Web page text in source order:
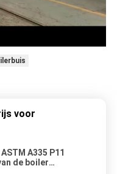
voor
A335 P11
de boiler